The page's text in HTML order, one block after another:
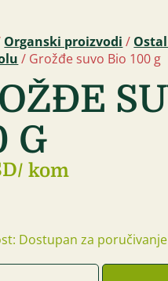
Organski proizvodi /
/ Grožđe suvo Bio 100 g
G
/ kom
Dostupan za poručivanje